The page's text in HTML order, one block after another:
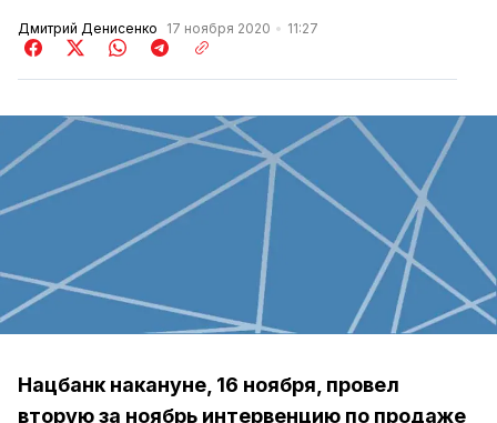
Дмитрий Денисенко 17 ноября 2020 11:27
Нацбанк накануне, 16 ноября, провел
вторую за ноябрь интервенцию по продаже